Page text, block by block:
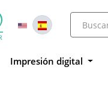
Impresión digital